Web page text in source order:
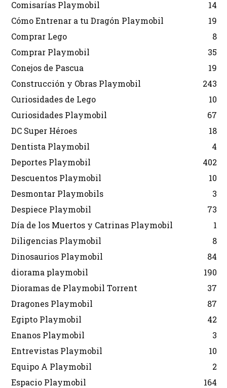
Comisarías Playmobil
14
Cómo Entrenar a tu Dragón Playmobil
19
Comprar Lego
8
Comprar Playmobil
35
Conejos de Pascua
19
Construcción y Obras Playmobil
243
Curiosidades de Lego
10
Curiosidades Playmobil
67
DC Super Héroes
18
Dentista Playmobil
4
Deportes Playmobil
402
Descuentos Playmobil
10
Desmontar Playmobils
3
Despiece Playmobil
73
Día de los Muertos y Catrinas Playmobil
1
Diligencias Playmobil
8
Dinosaurios Playmobil
84
diorama playmobil
190
Dioramas de Playmobil Torrent
37
Dragones Playmobil
87
Egipto Playmobil
42
Enanos Playmobil
3
Entrevistas Playmobil
10
Equipo A Playmobil
2
Espacio Playmobil
164